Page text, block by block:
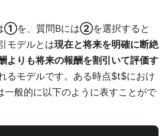
①を、質問Bには②を選択すると
モデルとは現在と将来を明確に断絶
よりも将来の報酬を割引いて評価す
るモデルです。ある時点$t$におけ
一般的に以下のように表すことがで